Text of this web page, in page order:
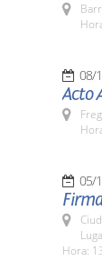
08/
Acto
05/
Hora: